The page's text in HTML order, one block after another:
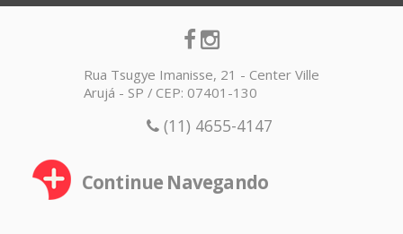
Rua Tsugye Imanisse, 21 - Center Ville
Arujá - SP / CEP: 07401-130
(11) 4655-4147
Continue Navegando